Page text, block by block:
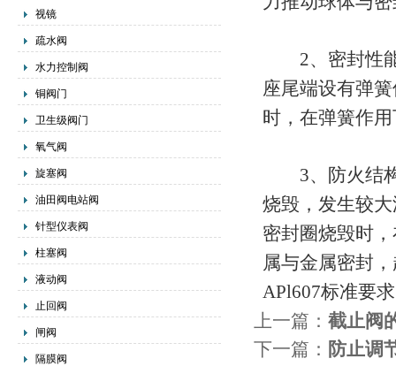
视镜
疏水阀
水力控制阀
铜阀门
卫生级阀门
氧气阀
旋塞阀
油田阀电站阀
针型仪表阀
柱塞阀
液动阀
止回阀
闸阀
隔膜阀
2、密封性能
座尾端设有弹
时，在弹簧作
3、防火结构
烧毁，发生较
密封圈烧毁时
属与金属密封
APl607标准要
上一篇： 截止阀
下一篇： 防止调